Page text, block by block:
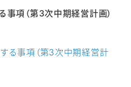
項（第3次中期経営計画）
る事項（第3次中期経営計